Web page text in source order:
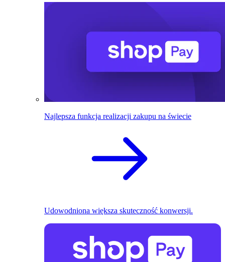
Najlepsza funkcja realizacji zakupu na świecie
Udowodniona większa skuteczność konwersji.